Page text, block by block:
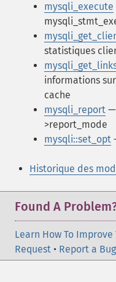
mysqli_execute
statistiques
informations
cache
mysqli_report —
>report_mode
mysqli::set_opt
Historique des
Found A
Learn How To Improve
Request • Report a Bug